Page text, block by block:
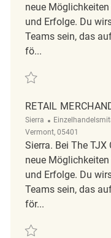
neue
und Erfolge. Du
Teams sein, das
fö...
Retten Merchandise
RETAIL
Sierra Kategorie
Vermont, 05401
Sierra. Bei The
neue
und Erfolge. Du
Teams sein, das
för...
Retten Retail